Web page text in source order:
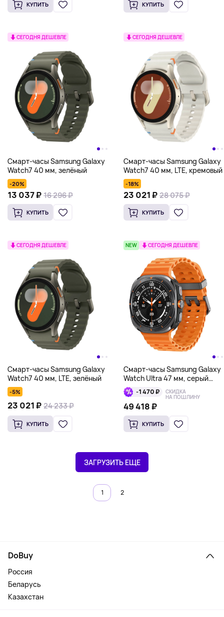
КУПИТЬ КУПИТЬ
СЕГОДНЯ ДЕШЕВЛЕ
Смарт-часы Samsung Galaxy
Watch7 40 мм, зелёный
-20%
13 037 ₽ 16 296 ₽
КУПИТЬ
СЕГОДНЯ ДЕШЕВЛЕ
Смарт-часы Samsung Galaxy
Watch7 40 мм, LTE, кремовый
-18%
23 021 ₽ 28 075 ₽
КУПИТЬ
СЕГОДНЯ ДЕШЕВЛЕ
Смарт-часы Samsung Galaxy
Watch7 40 мм, LTE, зелёный
-5%
23 021 ₽ 24 233 ₽
КУПИТЬ
NEW СЕГОДНЯ ДЕШЕВЛЕ
Смарт-часы Samsung Galaxy
Watch Ultra 47 мм, серый
титан-1 470 ₽ СКИДКА
НА ПОШЛИНУ
49 418 ₽
КУПИТЬ
ЗАГРУЗИТЬ ЕЩЕ
1 2
DoBuy
Россия
Беларусь
Казахстан